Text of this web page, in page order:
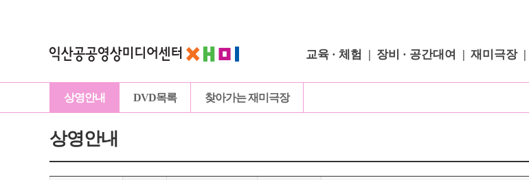
교육 · 체험 장비 · 공간대여 재미극장
상영안내 DVD목록 찾아가는 재미극장
상영안내